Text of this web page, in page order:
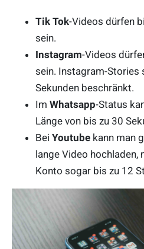
Tik Tok-Videos dürfen
sein.
Instagram-Videos
sein. Instagram-Stories
Sekunden beschränkt.
Im Whatsapp-Status
Länge von bis zu 30
Bei Youtube kann man
lange Video hochladen,
Konto sogar bis zu 12